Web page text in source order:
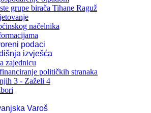
grupe birača Tihane Raguž
načelnika
podaci
izvješća
zajednicu
političkih stranaka
3 - Zaželi 4
Varoš